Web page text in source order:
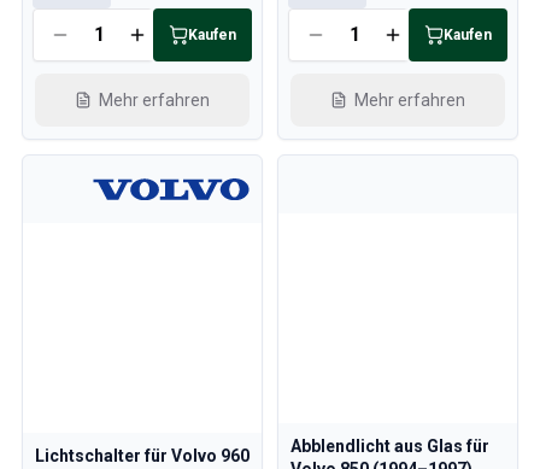
Kühlsystem
Antrieb
Fahrwerk & Lenkung
Zubehör & Sonstiges
Kaufen
Mehr erfahren
Kaufen
Mehr erfahren
Lichtschalter für Volvo 960
Abblendlicht aus Glas für